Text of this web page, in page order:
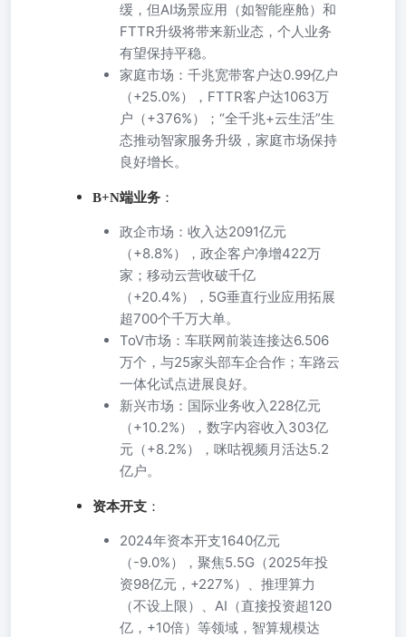
缓，但AI场景应用（如智能座舱）和
FTTR升级将带来新业态，个人业务
有望保持平稳。
家庭市场：千兆宽带客户达0.99亿户
（+25.0%），FTTR客户达1063万
户（+376%）；“全千兆+云生活”生
态推动智家服务升级，家庭市场保持
良好增长。
B+N端业务 ：
政企市场：收入达2091亿元
（+8.8%），政企客户净增422万
家；移动云营收破千亿
（+20.4%），5G垂直行业应用拓展
超700个千万大单。
ToV市场：车联网前装连接达6.506
万个，与25家头部车企合作；车路云
一体化试点进展良好。
新兴市场：国际业务收入228亿元
（+10.2%），数字内容收入303亿
元（+8.2%），咪咕视频月活达5.2
亿户。
资本开支 ：
2024年资本开支1640亿元
（-9.0%），聚焦5.5G（2025年投
资98亿元，+227%）、推理算力
（不设上限）、AI（直接投资超120
亿，+10倍）等领域，智算规模达